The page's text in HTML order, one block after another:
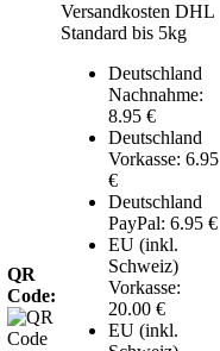
QR
Code:
Versandkosten DHL
Standard bis 5kg
Deutschland
Nachnahme:
8.95 €
Deutschland
Vorkasse: 6.95
€
Deutschland
PayPal: 6.95 €
EU (inkl.
Schweiz)
Vorkasse:
20.00 €
EU (inkl.